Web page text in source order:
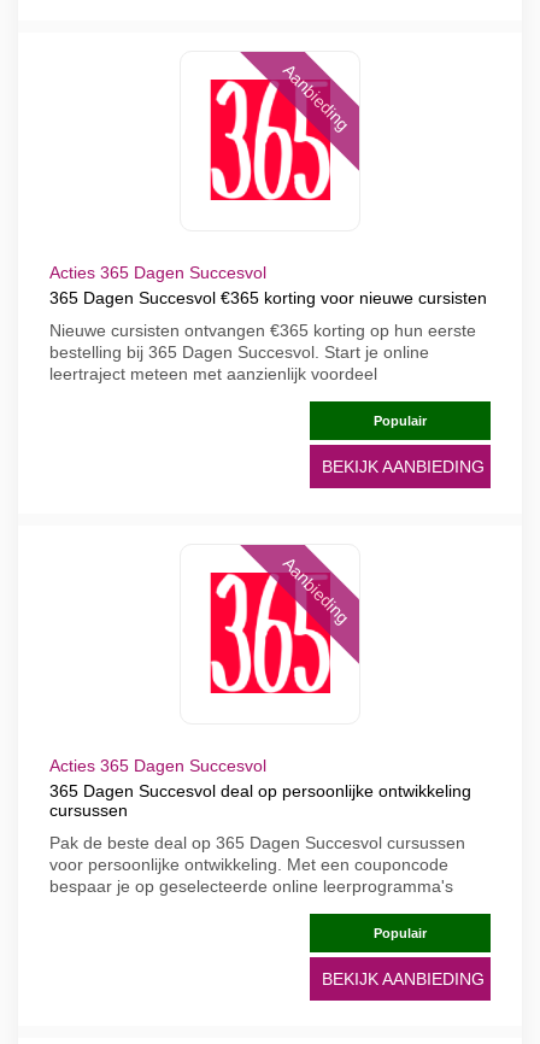
Aanbieding
Acties 365 Dagen Succesvol
365 Dagen Succesvol €365 korting voor nieuwe cursisten
Nieuwe cursisten ontvangen €365 korting op hun eerste
bestelling bij 365 Dagen Succesvol. Start je online
leertraject meteen met aanzienlijk voordeel
Populair
BEKIJK AANBIEDING
Aanbieding
Acties 365 Dagen Succesvol
365 Dagen Succesvol deal op persoonlijke ontwikkeling
cursussen
Pak de beste deal op 365 Dagen Succesvol cursussen
voor persoonlijke ontwikkeling. Met een couponcode
bespaar je op geselecteerde online leerprogramma's
Populair
BEKIJK AANBIEDING